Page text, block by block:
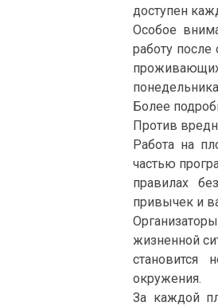
доступен
Особое
работу
Более
Против
Работа на
частью
правилах
привычек и
жизненной
становится
окружения.
За каждой